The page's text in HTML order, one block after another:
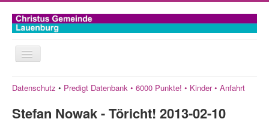
Toggle
Navigation
Home
Unsere Angebote
Datenschutz • Predigt Datenbank • 6000 Punkte! • Kinder• Anfahrt
Stefan Nowak - Töricht! 2013-02-10